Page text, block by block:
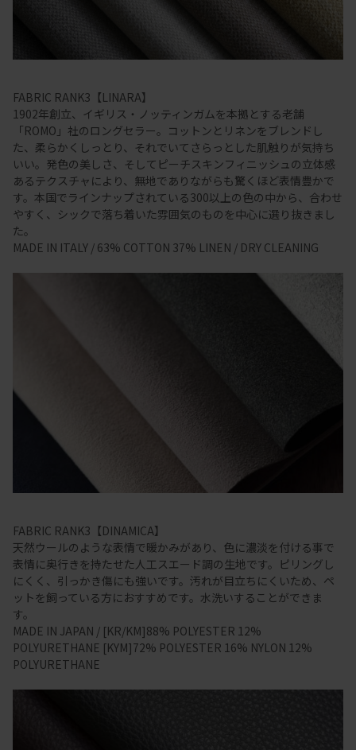
FABRIC RANK3【LINARA】
1902年創立、イギリス・ノッティンガムを本拠とする老舗
「ROMO」社のロングセラー。コットンとリネンをブレンドし
た、柔らかくしっとり、それでいてさらっとした肌触りが気持ち
いい。発色の美しさ、そしてピーチスキンフィニッシュの立体感
あるテクスチャにより、無地でありながらも驚くほど表情豊かで
す。本国でラインナップされている300以上の色の中から、合わせ
やすく、シックで落ち着いた雰囲気のものを中心に選り抜きまし
た。
MADE IN ITALY / 63% COTTON 37% LINEN / DRY CLEANING
FABRIC RANK3【DINAMICA】
天然ウールのような表情で暖かみがあり、色に濃淡を付ける事で
表情に奥行きを持たせた人工スエード調の生地です。ピリングし
にくく、引っかき傷にも強いです。汚れが目立ちにくいため、ペ
ットを飼っている方におすすめです。水洗いすることができま
す。
MADE IN JAPAN / [KR/KM]88% POLYESTER 12%
POLYURETHANE [KYM]72% POLYESTER 16% NYLON 12%
POLYURETHANE